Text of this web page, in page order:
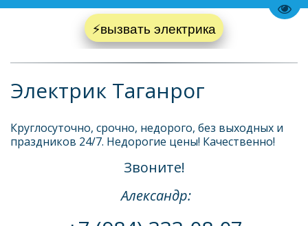
⚡вызвать электрика
Электрик Таганрог
Круглосуточно, срочно, недорого, без выходных и
праздников 24/7. Недорогие цены! Качественно!
Звоните!
Александр: